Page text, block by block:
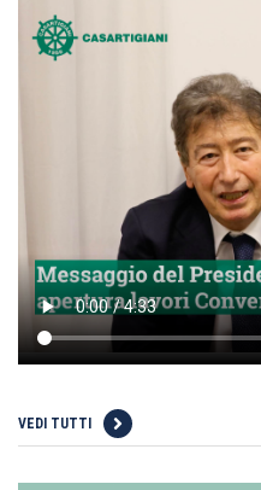
VEDI TUTTI